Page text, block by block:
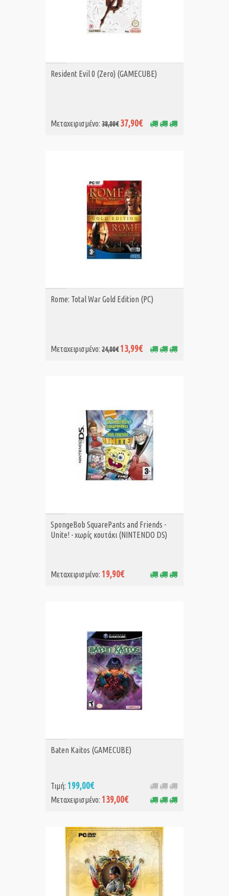
ΑΓΟΡΑ MET.
Resident Evil 0 (Zero) (GAMECUBE)
Μεταχειρισμένο: 38,00€ 37,90€
ΑΓΟΡΑ MET.
Rome: Total War Gold Edition (PC)
Μεταχειρισμένο: 24,00€ 13,99€
ΑΓΟΡΑ MET.
SpongeBob SquarePants and Friends -
Unite! - χωρίς κουτάκι (NINTENDO DS)
Μεταχειρισμένο: 19,90€
ΑΓΟΡΑ MET.
Baten Kaitos (GAMECUBE)
Τιμή: 199,00€
Μεταχειρισμένο: 139,00€